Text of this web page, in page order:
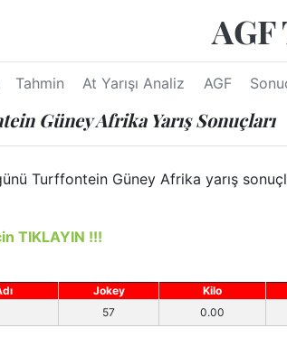
Tahmin At Yarışı Analiz AGF
Güney Afrika Yarış Sonuçları
Turffontein Güney Afrika yarış
TIKLAYIN !!!
Jokey Kilo
57 0.00